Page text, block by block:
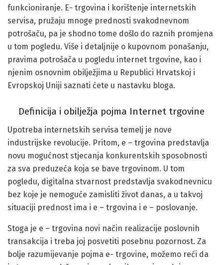
funkcioniranje. E- trgovina i korištenje internetskih
servisa, pružaju mnoge prednosti svakodnevnom
potrošaču, pa je shodno tome došlo do raznih promjena
u tom pogledu. Više i detaljnije o kupovnom ponašanju,
pravima potrošača u pogledu internet trgovine, kao i
njenim osnovnim obilježjima u Republici Hrvatskoj i
Evropskoj Uniji saznati ćete u nastavku bloga.
Definicija i obilježja pojma Internet trgovine
Upotreba internetskih servisa temelj je nove
industrijske revolucije. Pritom, e – trgovina predstavlja
novu mogućnost stjecanja konkurentskih sposobnosti
za sva preduzeća koja se bave trgovinom. U tom
pogledu, digitalna stvarnost predstavlja svakodnevnicu
bez koje je nemoguće zamisliti život danas, a u takvoj
situaciji prednost ima i e – trgovina i e – poslovanje.
Stoga je e – trgovina novi način realizacije poslovnih
transakcija i treba joj posvetiti posebnu pozornost. Za
bolje razumijevanje pojma e- trgovine, možemo reći da